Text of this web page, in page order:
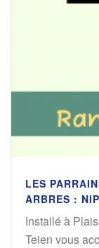
LES
ARBRES :
Installé à
Teien vous